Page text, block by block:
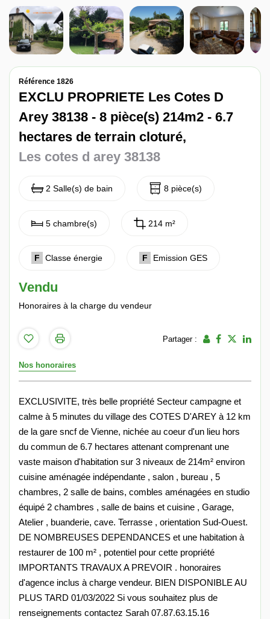
Contact
Référence 1826
EXCLU PROPRIETE Les Cotes D
Arey 38138 - 8 pièce(s) 214m2 - 6.7
hectares de terrain cloturé,
Les cotes d arey 38138
2 Salle(s) de bain 8 pièce(s)
5 chambre(s) 214 m²
F Classe énergie F Emission GES
Vendu
Honoraires à la charge du vendeur
Partager :
Nos honoraires
EXCLUSIVITE, très belle propriété Secteur campagne et
calme à 5 minutes du village des COTES D'AREY à 12 km
de la gare sncf de Vienne, nichée au coeur d'un lieu hors
du commun de 6.7 hectares attenant comprenant une
vaste maison d'habitation sur 3 niveaux de 214m² environ
cuisine aménagée indépendante , salon , bureau , 5
chambres, 2 salle de bains, combles aménagées en studio
équipé 2 chambres , salle de bains et cuisine , Garage,
Atelier , buanderie, cave. Terrasse , orientation Sud-Ouest.
DE NOMBREUSES DEPENDANCES et une habitation à
restaurer de 100 m² , potentiel pour cette propriété
IMPORTANTS TRAVAUX A PREVOIR . honoraires
d'agence inclus à charge vendeur. BIEN DISPONIBLE AU
PLUS TARD 01/03/2022 Si vous souhaitez plus de
renseignements contactez Sarah 07.87.63.15.16